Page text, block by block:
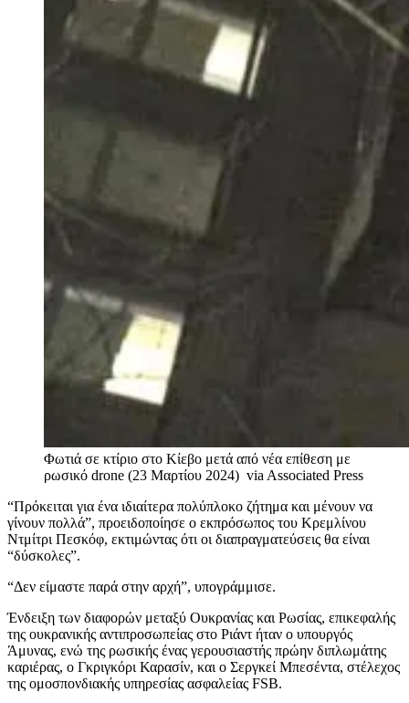
Φωτιά σε κτίριο στο Κίεβο μετά από νέα επίθεση με
ρωσικό drone (23 Μαρτίου 2024) via Associated Press
“Πρόκειται για ένα ιδιαίτερα πολύπλοκο ζήτημα και μένουν να
γίνουν πολλά”, προειδοποίησε ο εκπρόσωπος του Κρεμλίνου
Ντμίτρι Πεσκόφ, εκτιμώντας ότι οι διαπραγματεύσεις θα είναι
“δύσκολες”.
“Δεν είμαστε παρά στην αρχή”, υπογράμμισε.
Ένδειξη των διαφορών μεταξύ Ουκρανίας και Ρωσίας, επικεφαλής
της ουκρανικής αντιπροσωπείας στο Ριάντ ήταν ο υπουργός
Άμυνας, ενώ της ρωσικής ένας γερουσιαστής πρώην διπλωμάτης
καριέρας, ο Γκριγκόρι Καρασίν, και ο Σεργκεί Μπεσέντα, στέλεχος
της ομοσπονδιακής υπηρεσίας ασφαλείας FSB.